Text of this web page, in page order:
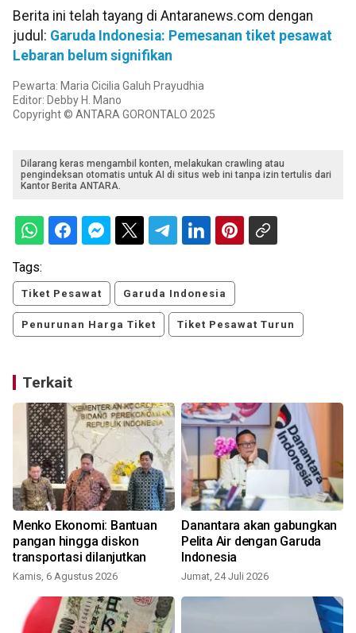
Berita ini telah tayang di Antaranews.com dengan
judul: Garuda Indonesia: Pemesanan tiket pesawat
Lebaran belum signifikan
Pewarta: Maria Cicilia Galuh Prayudhia
Editor: Debby H. Mano
Copyright © ANTARA GORONTALO 2025
Dilarang keras mengambil konten, melakukan crawling atau
pengindeksan otomatis untuk AI di situs web ini tanpa izin tertulis dari
Kantor Berita ANTARA.
Tags:
Tiket Pesawat Garuda Indonesia
Penurunan Harga Tiket Tiket Pesawat Turun
Terkait
Menko Ekonomi: Bantuan
pangan hingga diskon
transportasi dilanjutkan
Kamis, 6 Agustus 2026
Danantara akan gabungkan
Pelita Air dengan Garuda
Indonesia
Jumat, 24 Juli 2026